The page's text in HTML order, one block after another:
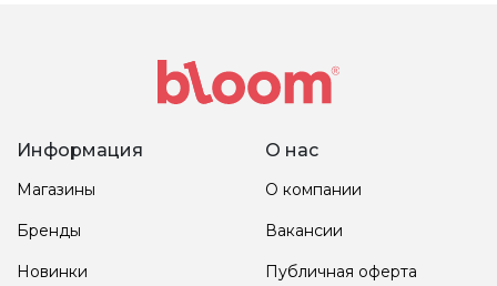
Информация
Магазины
Бренды
Новинки
О нас
О компании
Вакансии
Публичная оферта